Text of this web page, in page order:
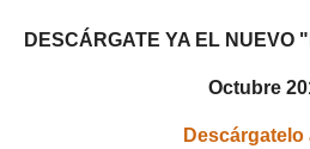
DESCÁRGATE YA EL NUEVO
Octubre
Descárgatelo